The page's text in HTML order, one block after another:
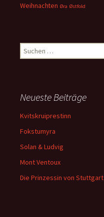
Weihnachten Øra Østfold
Suchen
nach:
Neueste Beiträge
Kvitskruiprestinn
Fokstumyra
Solan & Ludvig
Mont Ventoux
Die Prinzessin von Stuttgart